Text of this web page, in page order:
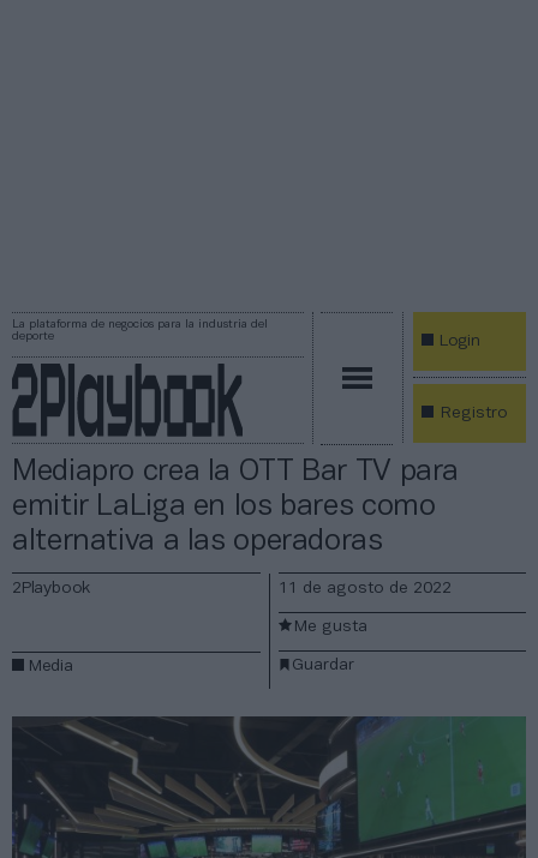
La plataforma de negocios para la industria del
deporte
Login
Registro
Mediapro crea la OTT Bar TV para
emitir LaLiga en los bares como
alternativa a las operadoras
2Playbook
Media
11 de agosto de 2022
Guardar
Me gusta